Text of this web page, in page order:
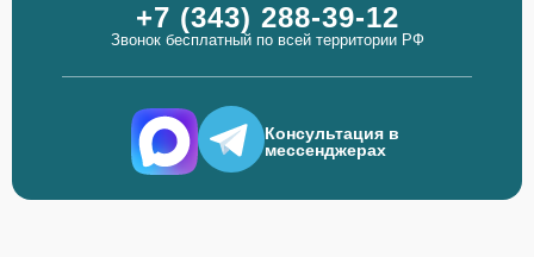
+7 (343) 288-39-12
Звонок бесплатный по всей территории РФ
Консультация в
мессенджерах